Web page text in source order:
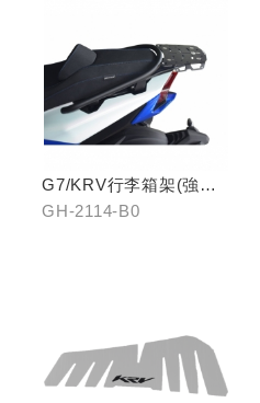
G7/KRV行李箱架(強化)
置物版型
GH-2114-B0